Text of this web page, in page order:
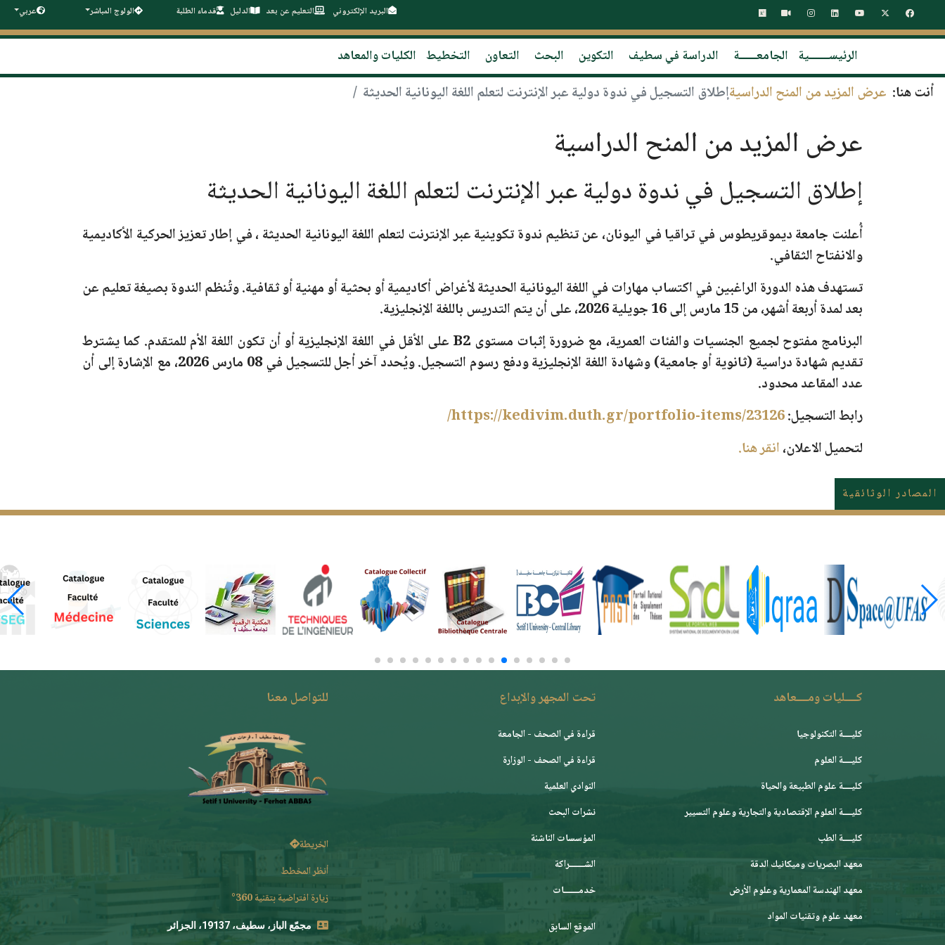
البريد الإلكتروني التعليم عن بعد الدليل قدماء الطلبة الولوج المباشر عربي
الرئيســـــــية الجامعــــــة الدراسة في سطيف التكوين البحث التعاون التخطيط الكليات والمعاهد
أنت هنا: عرض المزيد من المنح الدراسيةإطلاق التسجيل في ندوة دولية عبر الإنترنت لتعلم اللغة اليونانية الحديثة
عرض المزيد من المنح الدراسية
إطلاق التسجيل في ندوة دولية عبر الإنترنت لتعلم اللغة اليونانية الحديثة
أُعلنت جامعة ديموقريطوس في تراقيافي اليونان، عن تنظيم ندوة تكوينية عبر الإنترنت لتعلم اللغة اليونانية الحديثة ، في إطار تعزيز الحركية الأكاديمية
والانفتاح الثقافي.
تستهدف هذه الدورة الراغبين في اكتساب مهارات في اللغة اليونانية الحديثة لأغراض أكاديمية أو بحثية أو مهنية أو ثقافية. وتُنظم الندوة بصيغة تعليم عن
بعدلمدة أربعة أشهر، من15 مارس إلى 16 جويلية 2026
، على أن يتم التدريس باللغة الإنجليزية.
البرنامج مفتوح لجميع الجنسيات والفئات العمرية، مع ضرورة إثبات مستوى B2 على الأقل في اللغة الإنجليزية أو أن تكون اللغة الأم للمتقدم. كما يشترط
تقديم شهادة دراسية (ثانوية أو جامعية) وشهادة اللغة الإنجليزية ودفع رسوم التسجيل. ويُحدد آخر أجل للتسجيل في08 مارس 2026
، مع الإشارة إلى أن
عدد المقاعد محدود.
رابط التسجيل:https://kedivim.duth.gr/portfolio-items/23126/
لتحميل الاعلان،انقر هنا.
المصادر الوثائقية
كــــليات ومــــعاهد
كليــــة التكنولوجيا
كليــــة العلوم
كليــــة علوم الطبيعة والحياة
كليــــة العلوم الإقتصادية والتجارية وعلوم التسيير
كليــــة الطب
معهد البصريات وميكانيك الدقة
معهد الهندسة المعمارية وعلوم الأرض
معهد علوم وتقنيات المواد
تحت المجهر والإبداع
قراءة في الصحف - الجامعة
قراءة في الصحف - الوزارة
النوادي العلمية
نشرات البحث
المؤسسات الناشئة
الشـــــــراكة
خدمـــــــات
الموقع السابق
للتواصل معنا
الخريطة
أنظر المخطط
زيارة افتراضية بتقنية 360°
مجمّع الباز، سطيف، 19137، الجزائر